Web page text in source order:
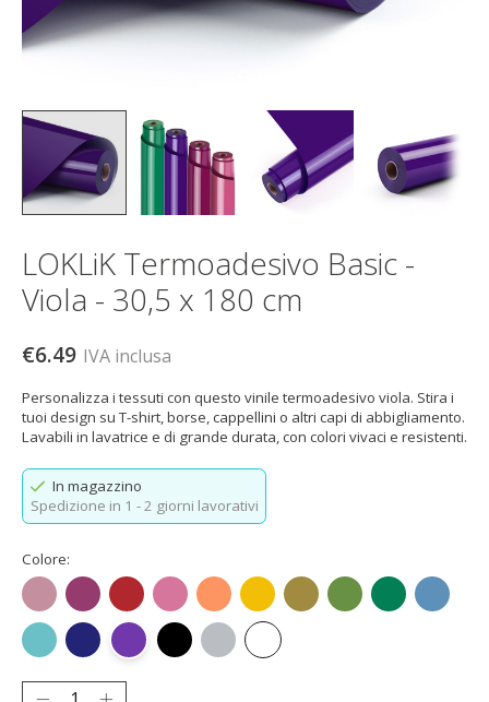
LOKLiK Termoadesivo Basic -
Viola - 30,5 x 180 cm
€6.49 IVA inclusa
Personalizza i tessuti con questo vinile termoadesivo viola. Stira i
tuoi design su T-shirt, borse, cappellini o altri capi di abbigliamento.
Lavabili in lavatrice e di grande durata, con colori vivaci e resistenti.
In magazzino
Spedizione in 1 - 2 giorni lavorativi
Colore:
Oro rosaRosso rosa
RossoRosa Arancione
GialloDoratoVerde erba
VerdeBlu
Blu acqua
Blu realeViola Nero ArgentoBianco
Quantità: